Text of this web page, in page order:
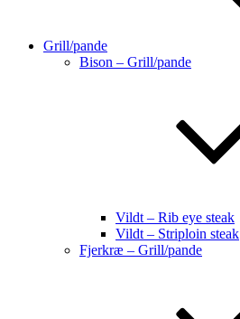
Grill/pande
Bison – Grill/pande
Vildt – Rib eye steak
Vildt – Striploin steak
Fjerkræ – Grill/pande